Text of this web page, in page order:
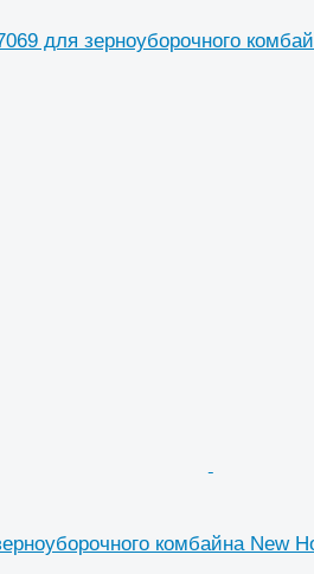
для зерноуборочного
комбайна New